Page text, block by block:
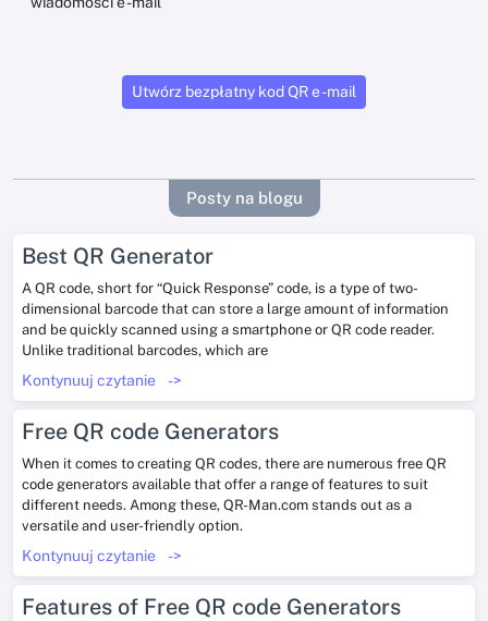
Utwórz bezpłatny kod QR e -mail
Posty na blogu
Best QR Generator
A QR code, short for “Quick Response” code, is a type of two-
dimensional barcode that can store a large amount of information
and be quickly scanned using a smartphone or QR code reader.
Unlike traditional barcodes, which are
Kontynuuj czytanie ->
Free QR code Generators
When it comes to creating QR codes, there are numerous free QR
code generators available that offer a range of features to suit
different needs. Among these, QR-Man.com stands out as a
versatile and user-friendly option.
Kontynuuj czytanie ->
Features of Free QR code Generators